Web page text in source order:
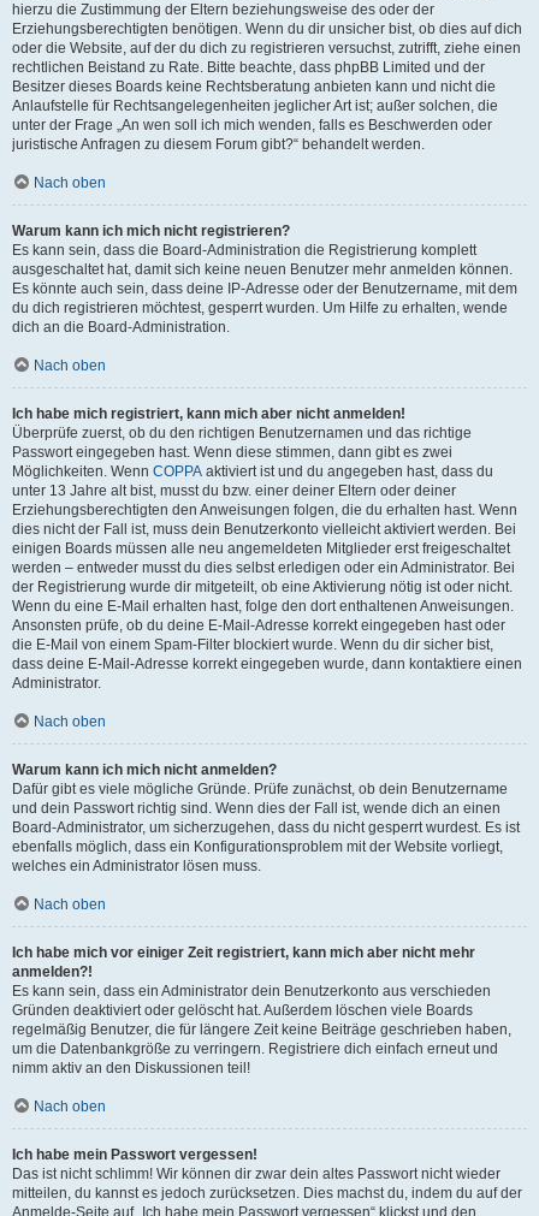
hierzu die Zustimmung der Eltern beziehungsweise des oder der
Erziehungsberechtigten benötigen. Wenn du dir unsicher bist, ob dies auf dich
oder die Website, auf der du dich zu registrieren versuchst, zutrifft, ziehe einen
rechtlichen Beistand zu Rate. Bitte beachte, dass phpBB Limited und der
Besitzer dieses Boards keine Rechtsberatung anbieten kann und nicht die
Anlaufstelle für Rechtsangelegenheiten jeglicher Art ist; außer solchen, die
unter der Frage „An wen soll ich mich wenden, falls es Beschwerden oder
juristische Anfragen zu diesem Forum gibt?“ behandelt werden.
Nach oben
Warum kann ich mich nicht registrieren?
Es kann sein, dass die Board-Administration die Registrierung komplett
ausgeschaltet hat, damit sich keine neuen Benutzer mehr anmelden können.
Es könnte auch sein, dass deine IP-Adresse oder der Benutzername, mit dem
du dich registrieren möchtest, gesperrt wurden. Um Hilfe zu erhalten, wende
dich an die Board-Administration.
Nach oben
Ich habe mich registriert, kann mich aber nicht anmelden!
Überprüfe zuerst, ob du den richtigen Benutzernamen und das richtige
Passwort eingegeben hast. Wenn diese stimmen, dann gibt es zwei
Möglichkeiten. Wenn COPPA aktiviert ist und du angegeben hast, dass du
unter 13 Jahre alt bist, musst du bzw. einer deiner Eltern oder deiner
Erziehungsberechtigten den Anweisungen folgen, die du erhalten hast. Wenn
dies nicht der Fall ist, muss dein Benutzerkonto vielleicht aktiviert werden. Bei
einigen Boards müssen alle neu angemeldeten Mitglieder erst freigeschaltet
werden – entweder musst du dies selbst erledigen oder ein Administrator. Bei
der Registrierung wurde dir mitgeteilt, ob eine Aktivierung nötig ist oder nicht.
Wenn du eine E-Mail erhalten hast, folge den dort enthaltenen Anweisungen.
Ansonsten prüfe, ob du deine E-Mail-Adresse korrekt eingegeben hast oder
die E-Mail von einem Spam-Filter blockiert wurde. Wenn du dir sicher bist,
dass deine E-Mail-Adresse korrekt eingegeben wurde, dann kontaktiere einen
Administrator.
Nach oben
Warum kann ich mich nicht anmelden?
Dafür gibt es viele mögliche Gründe. Prüfe zunächst, ob dein Benutzername
und dein Passwort richtig sind. Wenn dies der Fall ist, wende dich an einen
Board-Administrator, um sicherzugehen, dass du nicht gesperrt wurdest. Es ist
ebenfalls möglich, dass ein Konfigurationsproblem mit der Website vorliegt,
welches ein Administrator lösen muss.
Nach oben
Ich habe mich vor einiger Zeit registriert, kann mich aber nicht mehr
anmelden?!
Es kann sein, dass ein Administrator dein Benutzerkonto aus verschieden
Gründen deaktiviert oder gelöscht hat. Außerdem löschen viele Boards
regelmäßig Benutzer, die für längere Zeit keine Beiträge geschrieben haben,
um die Datenbankgröße zu verringern. Registriere dich einfach erneut und
nimm aktiv an den Diskussionen teil!
Nach oben
Ich habe mein Passwort vergessen!
Das ist nicht schlimm! Wir können dir zwar dein altes Passwort nicht wieder
mitteilen, du kannst es jedoch zurücksetzen. Dies machst du, indem du auf der
Anmelde-Seite auf „Ich habe mein Passwort vergessen“ klickst und den